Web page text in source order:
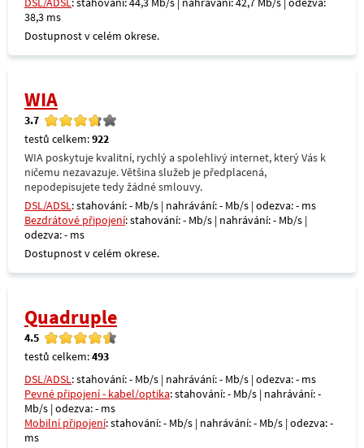
38,3 ms
Dostupnost v celém okrese.
WIA
3.7
testů celkem:922
WIA poskytuje kvalitní, rychlý a spolehlivý internet, který Vás k
ničemu nezavazuje. Většina služeb je předplacená,
nepodepisujete tedy žádné smlouvy.
DSL/ADSL: stahování: - Mb/s | nahrávání: - Mb/s | odezva: - ms
Bezdrátové připojení: stahování: - Mb/s | nahrávání: - Mb/s |
odezva: - ms
Dostupnost v celém okrese.
Quadruple
4.5
testů celkem:493
DSL/ADSL: stahování: - Mb/s | nahrávání: - Mb/s | odezva: - ms
Pevné připojení - kabel/optika: stahování: - Mb/s | nahrávání: -
Mb/s | odezva: - ms
Mobilní připojení: stahování: - Mb/s | nahrávání: - Mb/s | odezva: -
ms